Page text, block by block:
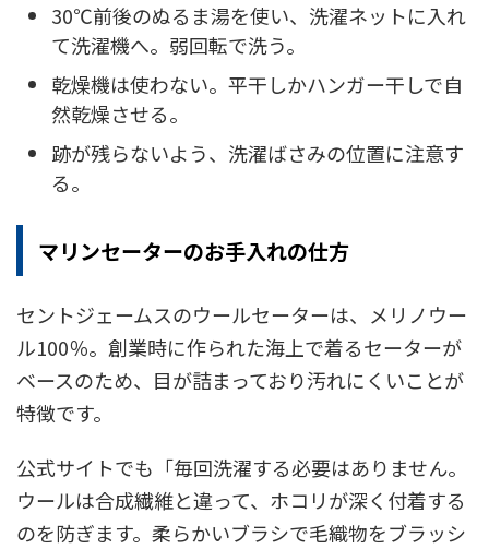
30℃前後のぬるま湯を使い、洗濯ネットに入れ
て洗濯機へ。弱回転で洗う。
乾燥機は使わない。平干しかハンガー干しで自
然乾燥させる。
跡が残らないよう、洗濯ばさみの位置に注意す
る。
マリンセーターのお手入れの仕方
セントジェームスのウールセーターは、メリノウー
ル100％。創業時に作られた海上で着るセーターが
ベースのため、目が詰まっており汚れにくいことが
特徴です。
公式サイトでも「毎回洗濯する必要はありません。
ウールは合成繊維と違って、ホコリが深く付着する
のを防ぎます。柔らかいブラシで毛織物をブラッシ